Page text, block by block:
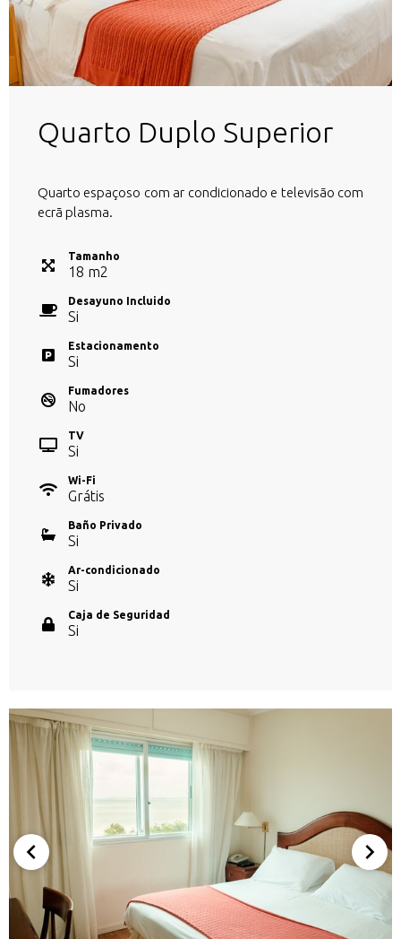
Quarto Duplo Superior
Quarto espaçoso com ar condicionado e televisão com
ecrã plasma.
Tamanho
18 m2
Desayuno Incluido
Si
Estacionamento
Si
Fumadores
No
TV
Si
Wi-Fi
Grátis
Baño Privado
Si
Ar-condicionado
Si
Caja de Seguridad
Si